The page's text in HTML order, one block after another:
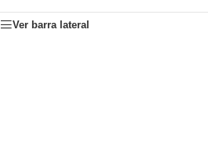
Ver barra lateral